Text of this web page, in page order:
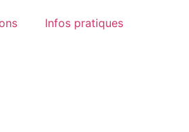
Infos pratiques